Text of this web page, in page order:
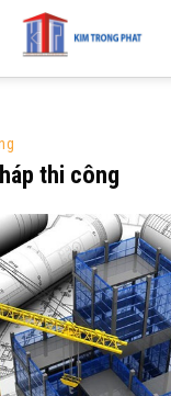
thi công